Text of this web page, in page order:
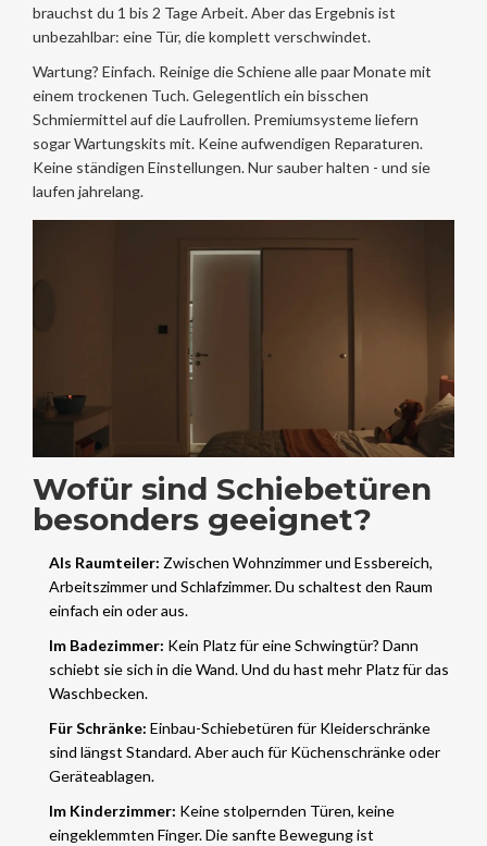
brauchst du 1 bis 2 Tage Arbeit. Aber das Ergebnis ist
unbezahlbar: eine Tür, die komplett verschwindet.
Wartung? Einfach. Reinige die Schiene alle paar Monate mit
einem trockenen Tuch. Gelegentlich ein bisschen
Schmiermittel auf die Laufrollen. Premiumsysteme liefern
sogar Wartungskits mit. Keine aufwendigen Reparaturen.
Keine ständigen Einstellungen. Nur sauber halten - und sie
laufen jahrelang.
Wofür sind Schiebetüren
besonders geeignet?
Als Raumteiler: Zwischen Wohnzimmer und Essbereich,
Arbeitszimmer und Schlafzimmer. Du schaltest den Raum
einfach ein oder aus.
Im Badezimmer: Kein Platz für eine Schwingtür? Dann
schiebt sie sich in die Wand. Und du hast mehr Platz für das
Waschbecken.
Für Schränke: Einbau-Schiebetüren für Kleiderschränke
sind längst Standard. Aber auch für Küchenschränke oder
Geräteablagen.
Im Kinderzimmer: Keine stolpernden Türen, keine
eingeklemmten Finger. Die sanfte Bewegung ist